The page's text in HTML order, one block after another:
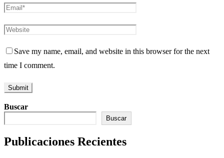
Save my name, email, and website in this browser for the next
time I comment.
Buscar
Buscar
Publicaciones Recientes